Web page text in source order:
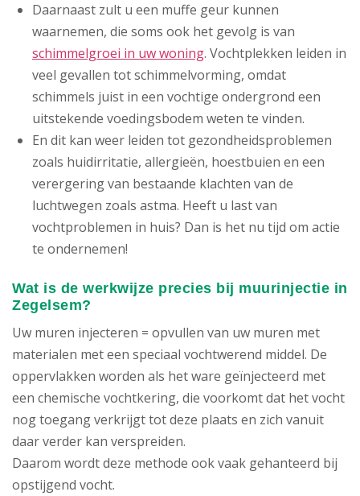
Daarnaast zult u een muffe geur kunnen
waarnemen, die soms ook het gevolg is van
schimmelgroei in uw woning. Vochtplekken leiden in
veel gevallen tot schimmelvorming, omdat
schimmels juist in een vochtige ondergrond een
uitstekende voedingsbodem weten te vinden.
En dit kan weer leiden tot gezondheidsproblemen
zoals huidirritatie, allergieën, hoestbuien en een
verergering van bestaande klachten van de
luchtwegen zoals astma. Heeft u last van
vochtproblemen in huis? Dan is het nu tijd om actie
te ondernemen!
Wat is de werkwijze precies bij muurinjectie in
Zegelsem?
Uw muren injecteren = opvullen van uw muren met
materialen met een speciaal vochtwerend middel. De
oppervlakken worden als het ware geïnjecteerd met
een chemische vochtkering, die voorkomt dat het vocht
nog toegang verkrijgt tot deze plaats en zich vanuit
daar verder kan verspreiden.
Daarom wordt deze methode ook vaak gehanteerd bij
opstijgend vocht.